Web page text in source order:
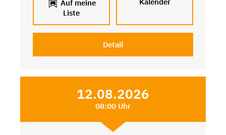
Auf meine
Liste
Detail
12.08.2026
08:00 Uhr